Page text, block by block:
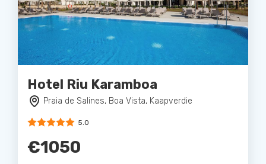
Hotel Riu Karamboa
Praia de Salines, Boa Vista, Kaapverdie
5.0
€1050